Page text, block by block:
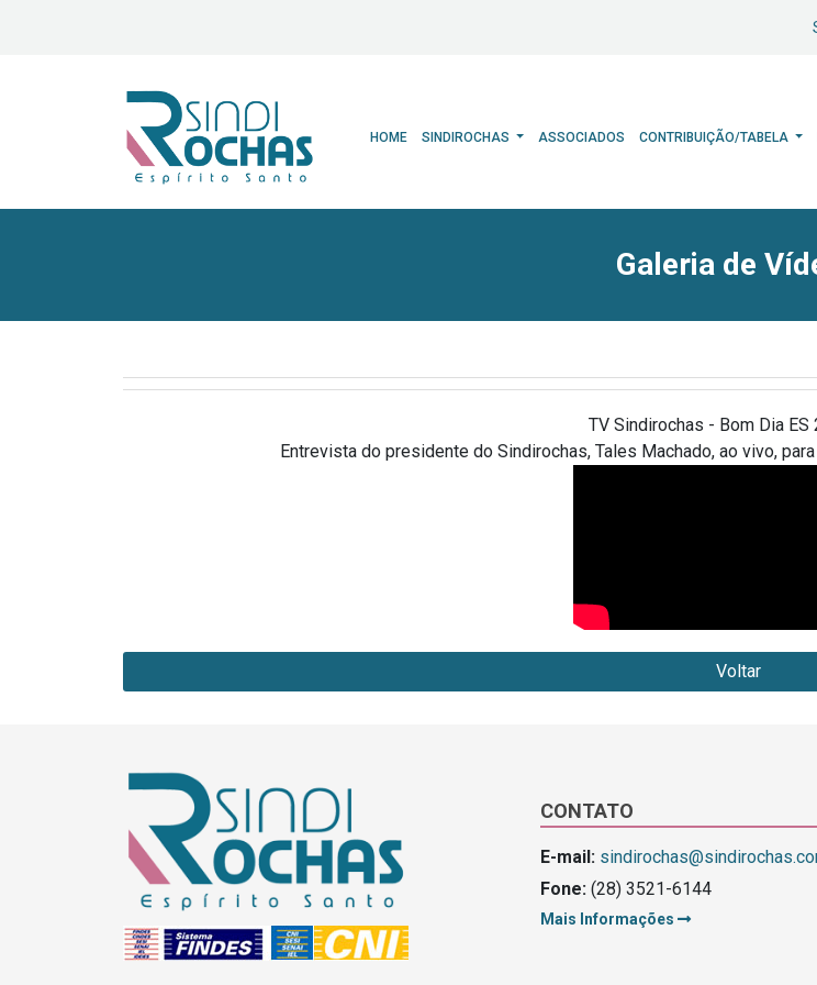
HOME SINDIROCHAS ASSOCIADOS CONTRIBUIÇÃO/TABELA
Galeria de
TV Sindirochas - Bom Dia
Entrevista do presidente do Sindirochas, Tales Machado, ao vivo,
Voltar
CONTATO
E-mail:
Fone: (28) 3521-6144
Mais Informações